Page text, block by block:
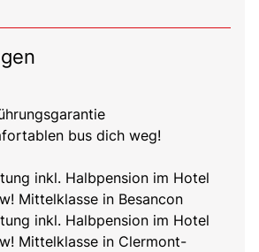
bus dich weg!
inkl. Halbpension im Hotel
Mittelklasse in Besancon
inkl. Halbpension im Hotel
Mittelklasse in Clermont-